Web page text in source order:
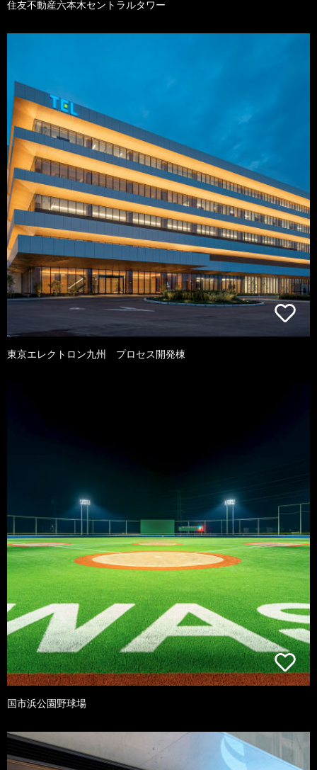
住友不動産六本木セントラルタワー
東京エレクトロン九州 プロセス開発棟
国市浜公園野球場